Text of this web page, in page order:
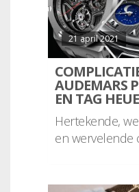
21 april 2021
AUDEMARS
EN TAG
Hertekende,
en wervelende